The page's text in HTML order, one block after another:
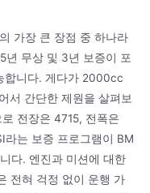
가장 큰 장점 중 하나라
년 무상 및 3년 보증이 포
합니다. 게다가 2000cc
서 간단한 제원을 살펴보
전장은 4715, 전폭은
라는 보증 프로그램이 BM
다. 엔진과 미션에 대한
전혀 걱정 없이 운행 가